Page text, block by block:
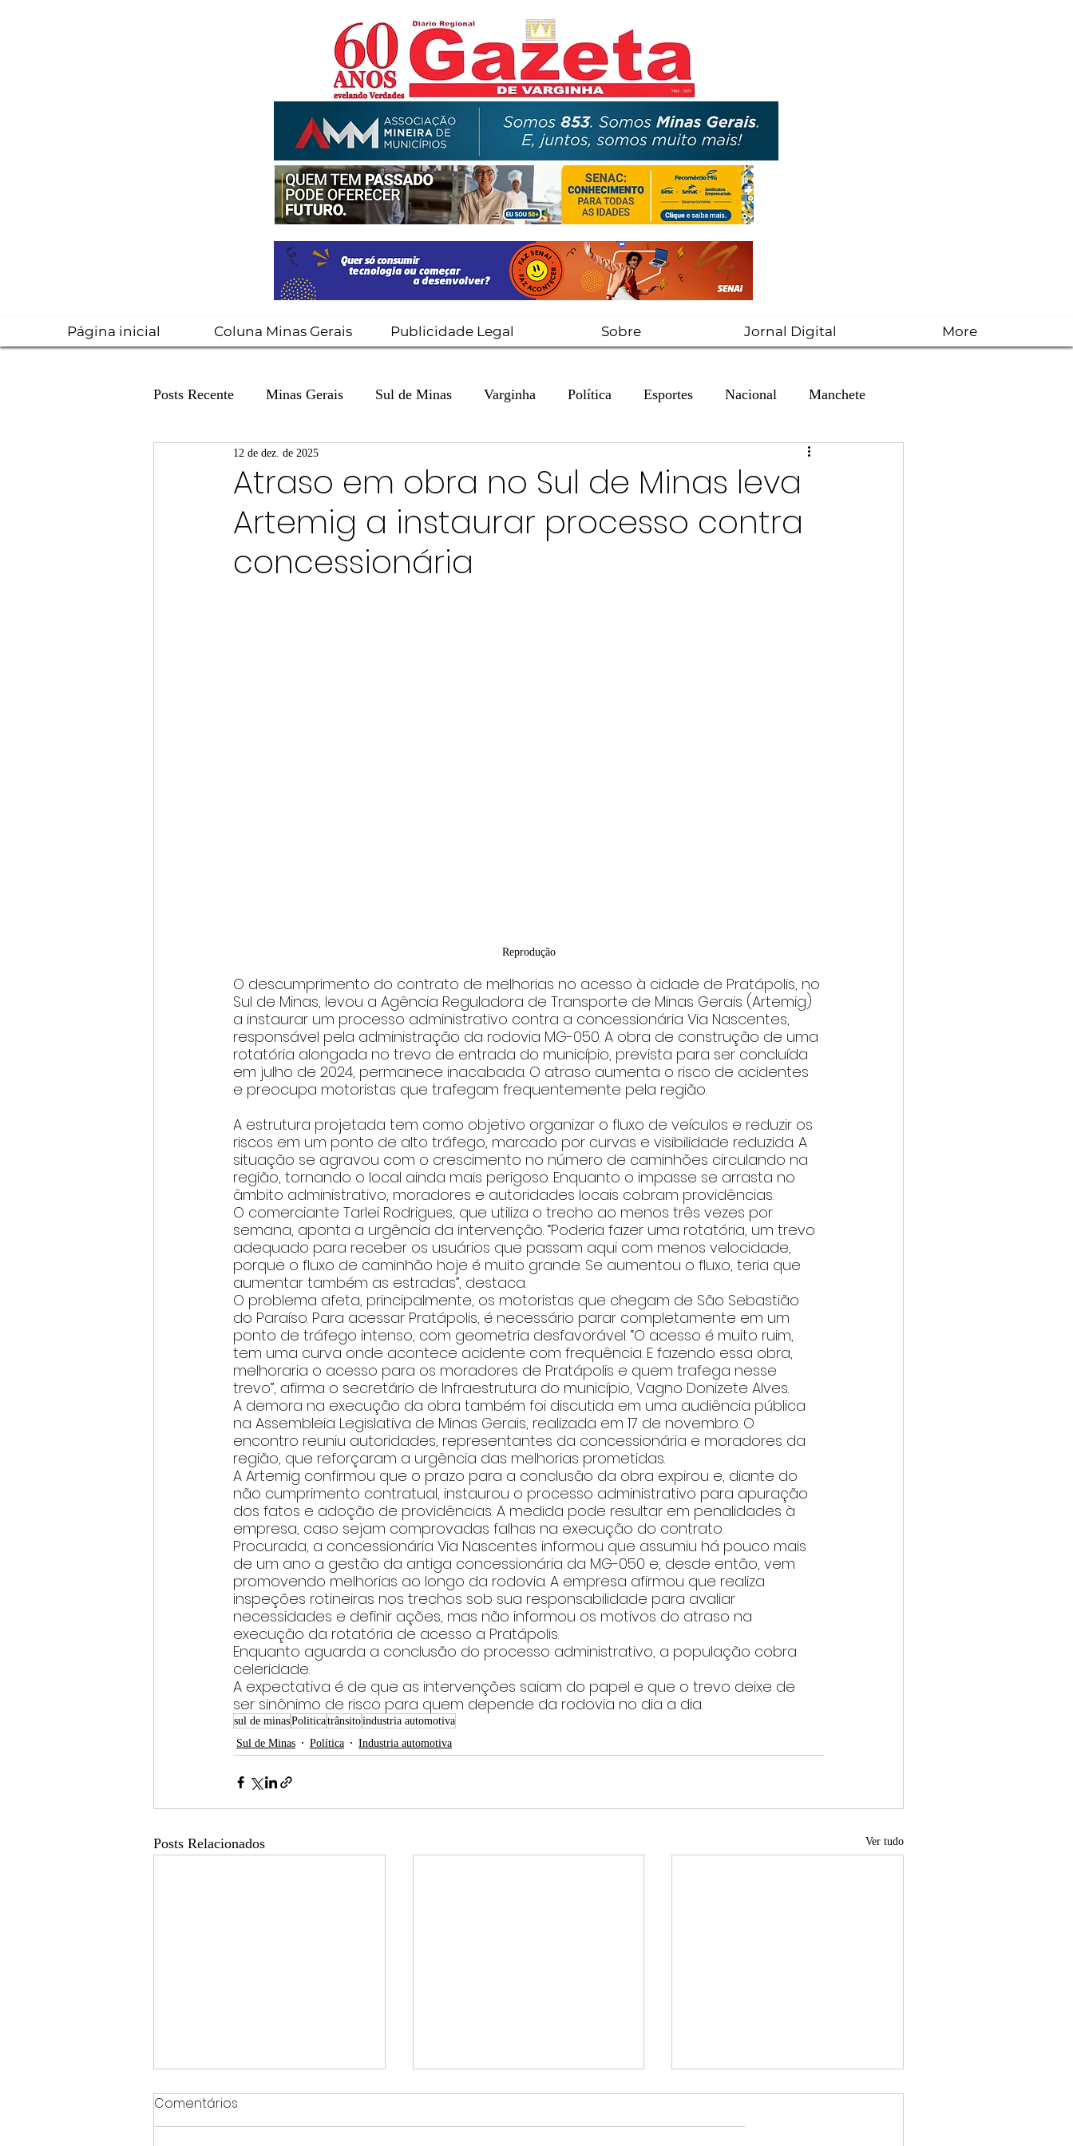
Página inicial Coluna Minas Gerais Publicidade Legal Sobre Jornal Digital More
Posts Recente Minas Gerais Sul de Minas Varginha Política Esportes Nacional Manchete
Coluna Fatos e Versões
Coluna: Agenda 21 Coluna: SindJori Internacional Coluna Jurídica Alerta Digital
Atraso em obra no Sul de Minas leva
Artemig a instaurar processo contra
concessionária
12 de dez. de 2025
Reprodução
O descumprimento do contrato de melhorias no acesso à cidade de Pratápolis, no
Sul de Minas, levou a Agência Reguladora de Transporte de Minas Gerais (Artemig)
a instaurar um processo administrativo contra a concessionária Via Nascentes,
responsável pela administração da rodovia MG-050. A obra de construção de uma
rotatória alongada no trevo de entrada do município, prevista para ser concluída
em julho de 2024, permanece inacabada. O atraso aumenta o risco de acidentes
e preocupa motoristas que trafegam frequentemente pela região.
A estrutura projetada tem como objetivo organizar o fluxo de veículos e reduzir os
riscos em um ponto de alto tráfego, marcado por curvas e visibilidade reduzida. A
situação se agravou com o crescimento no número de caminhões circulando na
região, tornando o local ainda mais perigoso. Enquanto o impasse se arrasta no
âmbito administrativo, moradores e autoridades locais cobram providências.
O comerciante Tarlei Rodrigues, que utiliza o trecho ao menos três vezes por
semana, aponta a urgência da intervenção. “Poderia fazer uma rotatória, um trevo
adequado para receber os usuários que passam aqui com menos velocidade,
porque o fluxo de caminhão hoje é muito grande. Se aumentou o fluxo, teria que
aumentar também as estradas”, destaca.
O problema afeta, principalmente, os motoristas que chegam de São Sebastião
do Paraíso. Para acessar Pratápolis, é necessário parar completamente em um
ponto de tráfego intenso, com geometria desfavorável. “O acesso é muito ruim,
tem uma curva onde acontece acidente com frequência. E fazendo essa obra,
melhoraria o acesso para os moradores de Pratápolis e quem trafega nesse
trevo”, afirma o secretário de Infraestrutura do município, Vagno Donizete Alves.
A demora na execução da obra também foi discutida em uma audiência pública
na Assembleia Legislativa de Minas Gerais, realizada em 17 de novembro. O
encontro reuniu autoridades, representantes da concessionária e moradores da
região, que reforçaram a urgência das melhorias prometidas.
A Artemig confirmou que o prazo para a conclusão da obra expirou e, diante do
não cumprimento contratual, instaurou o processo administrativo para apuração
dos fatos e adoção de providências. A medida pode resultar em penalidades à
empresa, caso sejam comprovadas falhas na execução do contrato.
Procurada, a concessionária Via Nascentes informou que assumiu há pouco mais
de um ano a gestão da antiga concessionária da MG-050 e, desde então, vem
promovendo melhorias ao longo da rodovia. A empresa afirmou que realiza
inspeções rotineiras nos trechos sob sua responsabilidade para avaliar
necessidades e definir ações, mas não informou os motivos do atraso na
execução da rotatória de acesso a Pratápolis.
Enquanto aguarda a conclusão do processo administrativo, a população cobra
celeridade.
A expectativa é de que as intervenções saiam do papel e que o trevo deixe de
ser sinônimo de risco para quem depende da rodovia no dia a dia.
sul de minasPoliticatrânsitoindustria automotiva
Sul de Minas
Política Industria automotiva
Posts Relacionados Ver tudo
Comentários